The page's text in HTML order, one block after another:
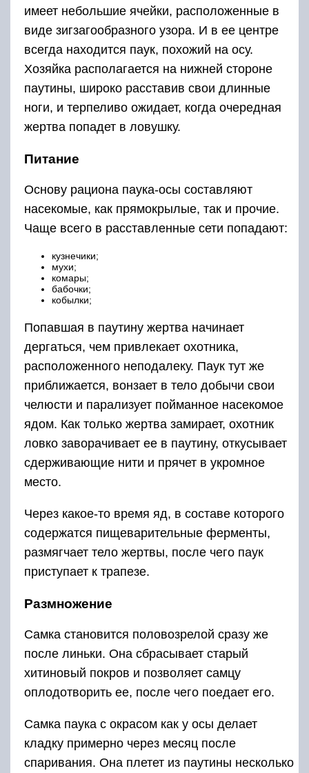
имеет небольшие ячейки, расположенные в
виде зигзагообразного узора. И в ее центре
всегда находится паук, похожий на осу.
Хозяйка располагается на нижней стороне
паутины, широко расставив свои длинные
ноги, и терпеливо ожидает, когда очередная
жертва попадет в ловушку.
Питание
Основу рациона паука-осы составляют
насекомые, как прямокрылые, так и прочие.
Чаще всего в расставленные сети попадают:
кузнечики;
мухи;
комары;
бабочки;
кобылки;
Попавшая в паутину жертва начинает
дергаться, чем привлекает охотника,
расположенного неподалеку. Паук тут же
приближается, вонзает в тело добычи свои
челюсти и парализует пойманное насекомое
ядом. Как только жертва замирает, охотник
ловко заворачивает ее в паутину, откусывает
сдерживающие нити и прячет в укромное
место.
Через какое-то время яд, в составе которого
содержатся пищеварительные ферменты,
размягчает тело жертвы, после чего паук
приступает к трапезе.
Размножение
Самка становится половозрелой сразу же
после линьки. Она сбрасывает старый
хитиновый покров и позволяет самцу
оплодотворить ее, после чего поедает его.
Самка паука с окрасом как у осы делает
кладку примерно через месяц после
спаривания. Она плетет из паутины несколько